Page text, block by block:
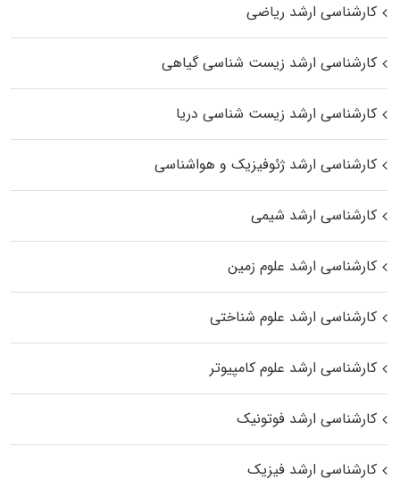
کارشناسی ارشد ریاضی
کارشناسی ارشد زیست‌ شناسی گیاهی
کارشناسی ارشد زیست‌ شناسی دریا
کارشناسی ارشد ژئوفیزیک و هواشناسی
کارشناسی ارشد شیمی
کارشناسی ارشد علوم زمین
کارشناسی ارشد علوم شناختی
کارشناسی ارشد علوم کامپیوتر
کارشناسی ارشد فوتونیک
کارشناسی ارشد فیزیک